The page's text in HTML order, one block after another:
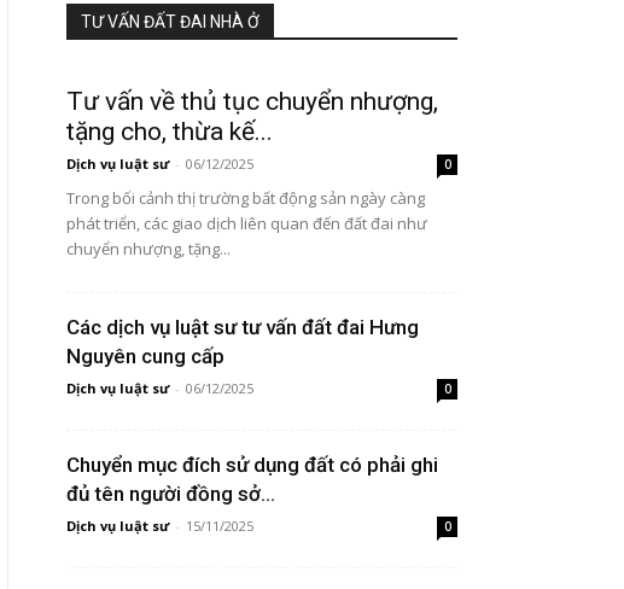
TƯ VẤN ĐẤT ĐAI NHÀ Ở
Tư vấn về thủ tục chuyển nhượng,
tặng cho, thừa kế...
Dịch vụ luật sư - 06/12/2025 0
Trong bối cảnh thị trường bất động sản ngày càng
phát triển, các giao dịch liên quan đến đất đai như
chuyển nhượng, tặng...
Các dịch vụ luật sư tư vấn đất đai Hưng
Nguyên cung cấp
Dịch vụ luật sư - 06/12/2025 0
Chuyển mục đích sử dụng đất có phải ghi
đủ tên người đồng sở...
Dịch vụ luật sư - 15/11/2025 0